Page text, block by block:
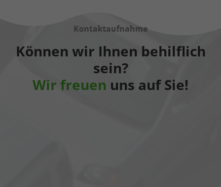
Kontaktaufnahme
Können wir Ihnen behilflich
sein?
Wir freuen uns auf Sie!